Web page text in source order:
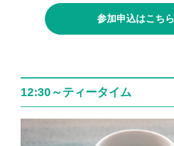
参加申込はこちら
12:30～ティータイム